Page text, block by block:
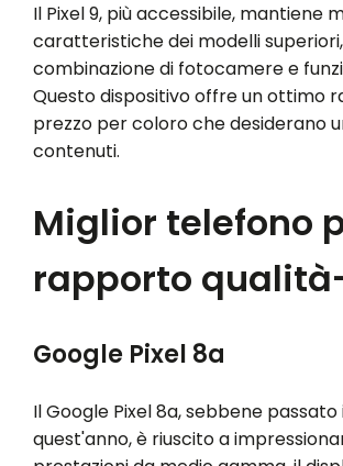
Il Pixel 9, più accessibile, mantiene
caratteristiche dei modelli
combinazione di fotocamere e
Questo dispositivo offre un ottimo
prezzo per coloro che desiderano
contenuti.
Miglior telefono
rapporto
Google Pixel 8a
Il Google Pixel 8a, sebbene
quest'anno, è riuscito a